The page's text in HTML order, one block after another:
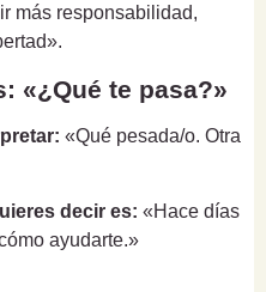
más responsabilidad,
«¿Qué te pasa?»
«Qué pesada/o. Otra
decir es: «Hace días
ayudarte.»